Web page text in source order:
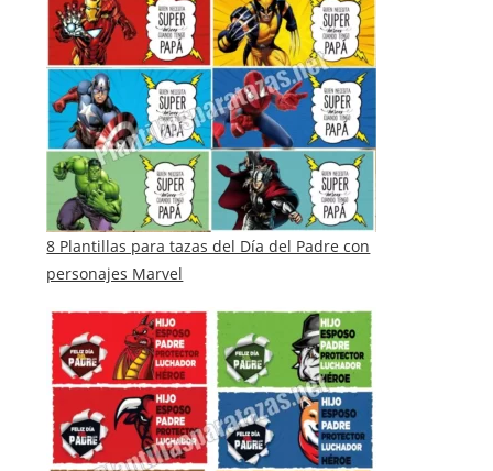
8 Plantillas para tazas del Día del Padre con
personajes Marvel